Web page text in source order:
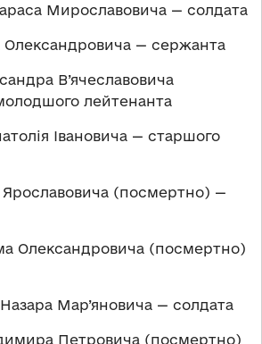
Мирославовича — солдата
— сержанта
В’ячеславовича
лейтенанта
Івановича — старшого
(посмертно) —
Олександровича (посмертно)
Мар’яновича — солдата
Петровича (посмертно)